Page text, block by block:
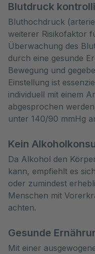
Blutdruck
Bluthochdruck
weiterer Risikofaktor
Überwachung des
durch eine gesunde
Bewegung und
Einstellung ist
individuell mit einem
abgesprochen
unter 140/90 mmHg
Kein
Da Alkohol den
kann, empfiehlt es
oder zumindest
Menschen mit
achten.
Gesunde
Mit einer